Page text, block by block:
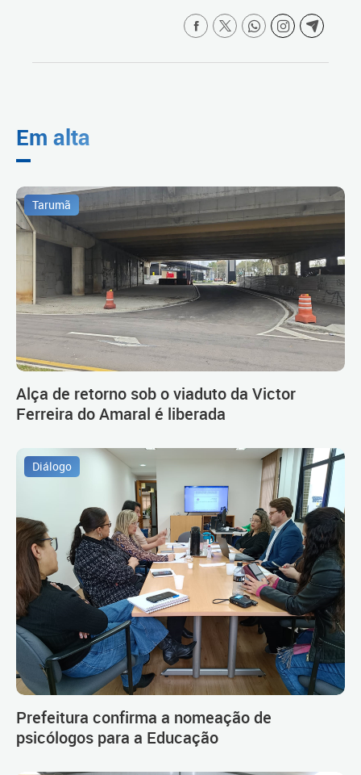
Em alta
Tarumã
Alça de retorno sob o viaduto da Victor
Ferreira do Amaral é liberada
Diálogo
Prefeitura confirma a nomeação de
psicólogos para a Educação